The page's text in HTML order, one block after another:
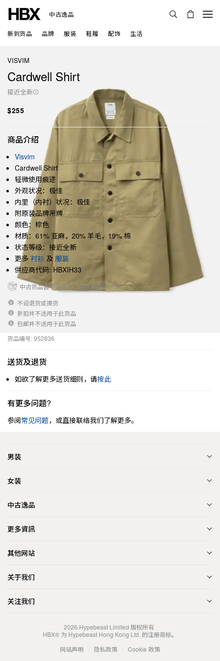
中古逸品
新到货品 品牌 服装 鞋履 配饰 生活
VISVIM
Cardwell Shirt
接近全新
$255
商品介绍
Visvim
Cardwell Shirt
轻微使用痕迹
外观状况：极佳
内里（内衬）状况：极佳
附原装品牌吊牌
颜色：棕色
材质：61% 亚麻，20% 羊毛，19% 棉
状态等级：接近全新
更多 衬衫 及 服装
供应商代码: HBXIH33
中古货品皆不设退货，换货或取消订单
不设退货或换货
折扣并不适用于此货品
包邮并不适用于此货品
货品编号: 952836
送货及退货
如欲了解更多送货细则，请按此
有更多问题?
参阅常见问题，或直接联络我们了解更多。
男装
女装
中古逸品
更多資訊
其他网站
关于我们
关注我们
2026 Hypebeast Limited 版权所有
HBX® 为 Hypebeast Hong Kong Ltd. 的注册商标。
网站声明
隐私政策
Cookie 政策